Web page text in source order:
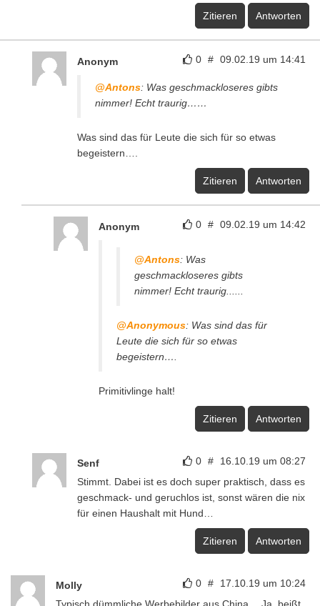
Zitieren Antworten
0 # 09.02.19 um 14:41
Anonym
@Antons: Was geschmackloseres gibts
nimmer! Echt traurig……
Was sind das für Leute die sich für so etwas
begeistern….
Zitieren Antworten
0 # 09.02.19 um 14:42
Anonym
@Antons: Was
geschmackloseres gibts
nimmer! Echt traurig......
@Anonymous: Was sind das für
Leute die sich für so etwas
begeistern….
Primitivlinge halt!
Zitieren Antworten
0 # 16.10.19 um 08:27
Senf
Stimmt. Dabei ist es doch super praktisch, dass es
geschmack- und geruchlos ist, sonst wären die nix
für einen Haushalt mit Hund…
Zitieren Antworten
0 # 17.10.19 um 10:24
Molly